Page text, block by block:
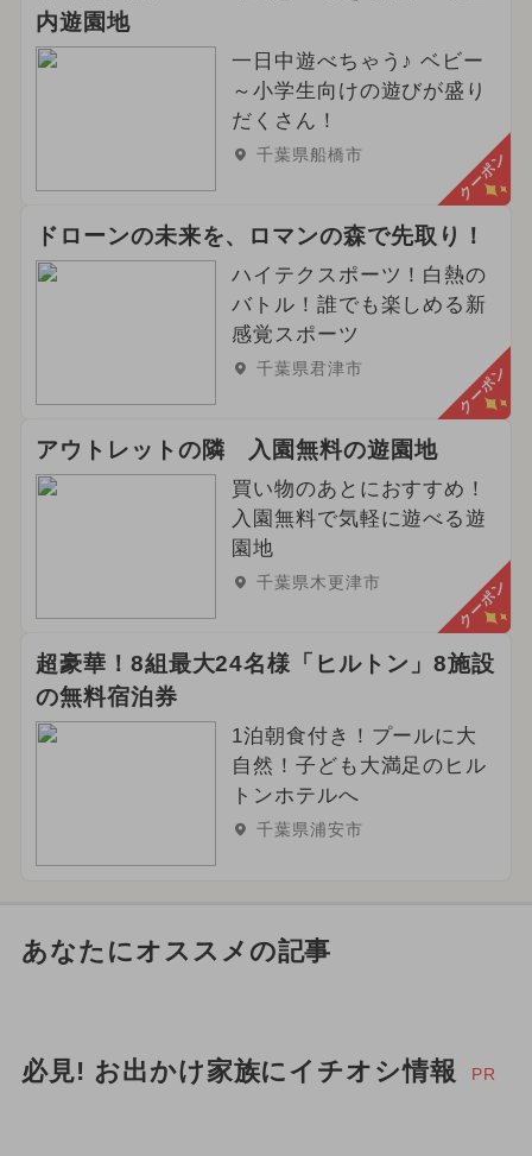
内遊園地
一日中遊べちゃう♪ ベビー
～小学生向けの遊びが盛り
だくさん！
千葉県船橋市 クーポン
ドローンの未来を、ロマンの森で先取り！
ハイテクスポーツ！白熱の
バトル！誰でも楽しめる新
感覚スポーツ
千葉県君津市 クーポン
アウトレットの隣 入園無料の遊園地
買い物のあとにおすすめ！
入園無料で気軽に遊べる遊
園地
千葉県木更津市 クーポン
超豪華！8組最大24名様「ヒルトン」8施設
の無料宿泊券
1泊朝食付き！プールに大
自然！子ども大満足のヒル
トンホテルへ
千葉県浦安市
あなたにオススメの記事
必見! お出かけ家族にイチオシ情報 PR